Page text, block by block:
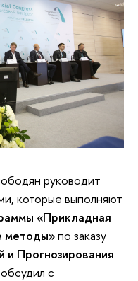
руководит
которые выполняют
«Прикладная
методы»по заказу
Прогнозирования
с